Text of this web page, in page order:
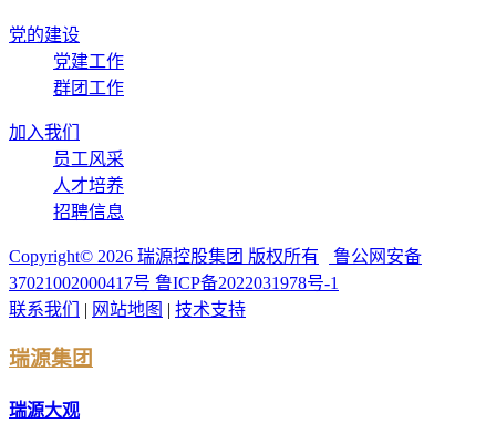
党的建设
党建工作
群团工作
加入我们
员工风采
人才培养
招聘信息
Copyright© 2026 瑞源控股集团 版权所有
鲁公网安备
37021002000417号 鲁ICP备2022031978号-1
联系我们
| 网站地图 | 技术支持
瑞源集团
瑞源大观